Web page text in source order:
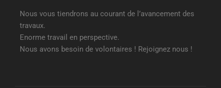
Nous vous tiendrons au courant de l’avancement des
travaux.
Enorme travail en perspective.
Nous avons besoin de volontaires ! Rejoignez nous !